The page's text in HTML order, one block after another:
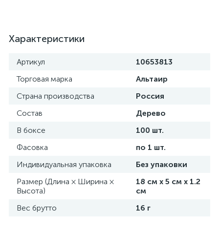
Характеристики
Артикул
10653813
Торговая марка
Альтаир
Страна производства
Россия
Состав
Дерево
В боксе
100 шт.
Фасовка
по 1 шт.
Индивидуальная упаковка
Без упаковки
Размер (Длина × Ширина ×
Высота)
18 см х 5 см х 1.2
см
Вес брутто
16 г